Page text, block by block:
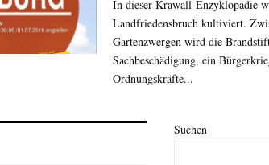
In dieser Krawall-Enzyklopädie
Landfriedensbruch kultiviert.
Gartenzwergen wird die
Sachbeschädigung, ein
Ordnungskräfte...
Suchen